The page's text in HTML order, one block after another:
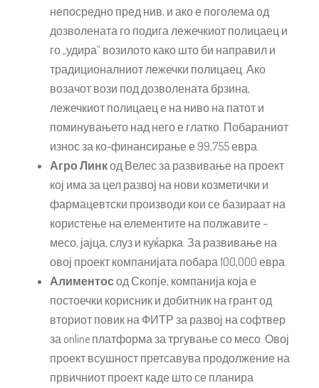
непосредно пред нив, и ако е поголема од
дозволената го подига лежечкиот полицаец и
го „удира“ возилото како што би направил и
традиционалниот лежечки полицаец. Ако
возачот вози под дозволената брзина,
лежечкиот полицаец е на ниво на патот и
поминувањето над него е глатко. Побараниот
износ за ко-финансирање е 99,755 евра.
Агро Линкод Велес за развивање на проект
кој има за цел развој на нови козметички и
фармацевтски производи кои се базираат на
користење на елементите на полжавите –
месо, јајца, слуз и куќарка. За развивање на
овој проект компанијата побара 100,000 евра.
Алиментосод Скопје, компанија која е
постоечки корисник и добитник на грант од
вториот повик на ФИТР за развој на софтвер
за online платформа за тргување со месо. Овој
проект всушност претсавува продолжение на
првичниот проект каде што се планира